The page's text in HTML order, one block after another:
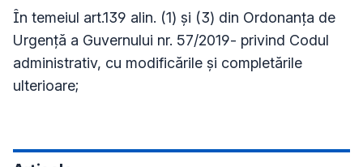
În temeiul art.139 alin. (1) și (3) din Ordonanţa de
Urgenţă a Guvernului nr. 57/2019- privind Codul
administrativ, cu modificările și completările
ulterioare;